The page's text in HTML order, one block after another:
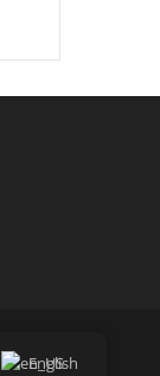
English